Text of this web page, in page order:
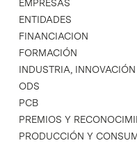
EMPRESAS
ENTIDADES
FINANCIACION
FORMACIÓN
INDUSTRIA,
ODS
PCB
PREMIOS Y
PRODUCCIÓN Y